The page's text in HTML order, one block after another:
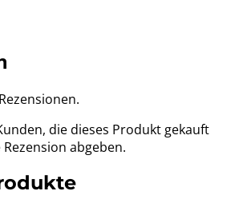
die dieses Produkt gekauft
abgeben.